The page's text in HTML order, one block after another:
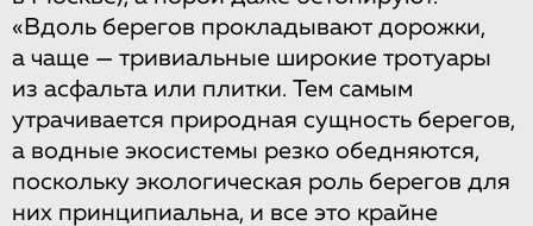
«Вдоль берегов прокладывают дорожки,
а чаще — тривиальные широкие тротуары
из асфальта или плитки. Тем самым
утрачивается природная сущность берегов,
а водные экосистемы резко обедняются,
поскольку экологическая роль берегов для
них принципиальна, и все это крайне